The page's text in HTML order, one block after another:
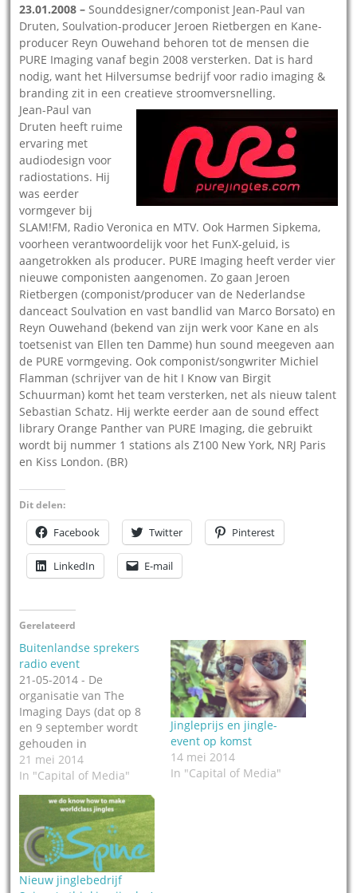
23.01.2008 – Sounddesigner/componist Jean-Paul van
Druten, Soulvation-producer Jeroen Rietbergen en Kane-
producer Reyn Ouwehand behoren tot de mensen die
PURE Imaging vanaf begin 2008 versterken. Dat is hard
nodig, want het Hilversumse bedrijf voor radio imaging &
branding zit in een creatieve stroomversnelling.
Jean-Paul van
Druten heeft ruime
ervaring met
audiodesign voor
radiostations. Hij
was eerder
vormgever bij
SLAM!FM, Radio Veronica en MTV. Ook Harmen Sipkema,
voorheen verantwoordelijk voor het FunX-geluid, is
aangetrokken als producer. PURE Imaging heeft verder vier
nieuwe componisten aangenomen. Zo gaan Jeroen
Rietbergen (componist/producer van de Nederlandse
danceact Soulvation en vast bandlid van Marco Borsato) en
Reyn Ouwehand (bekend van zijn werk voor Kane en als
toetsenist van Ellen ten Damme) hun sound meegeven aan
de PURE vormgeving. Ook componist/songwriter Michiel
Flamman (schrijver van de hit I Know van Birgit
Schuurman) komt het team versterken, net als nieuw talent
Sebastian Schatz. Hij werkte eerder aan de sound effect
library Orange Panther van PURE Imaging, die gebruikt
wordt bij nummer 1 stations als Z100 New York, NRJ Paris
en Kiss London. (BR)
Dit delen:
Facebook Twitter Pinterest
LinkedIn E-mail
Gerelateerd
Buitenlandse sprekers
radio event
21-05-2014 - De
organisatie van The
Imaging Days (dat op 8
en 9 september wordt
gehouden in
Amsterdam) heeft
vandaag de namen van
sprekers bekend
gemaakt. Het gaat om
James Stodd (hoofd
imaging en productie
voor The Breeze Netwerk
en JACK FM South Coast
21 mei 2014
In "Capital of Media"
Jingleprijs en jingle-
event op komst
14 mei 2014
In "Capital of Media"
Nieuw jinglebedrijf